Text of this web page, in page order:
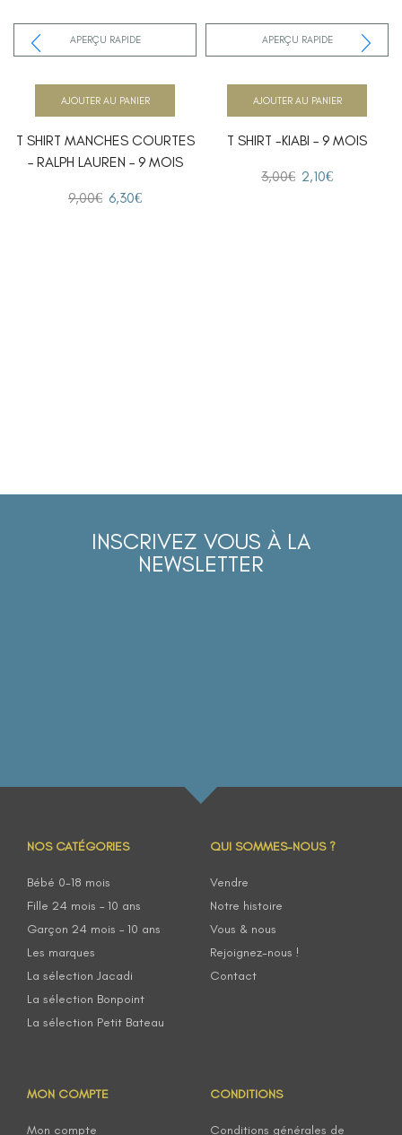
APERÇU RAPIDE
T SHIRT MANCHES COURTES
– RALPH LAUREN – 9 MOIS
9,00€ 6,30€
AJOUTER AU PANIER
APERÇU RAPIDE
T SHIRT -KIABI – 9 MOIS
3,00€ 2,10€
AJOUTER AU PANIER
INSCRIVEZ VOUS À LA
NEWSLETTER
NOS CATÉGORIES
Bébé 0-18 mois
Fille 24 mois – 10 ans
Garçon 24 mois – 10 ans
Les marques
La sélection Jacadi
La sélection Bonpoint
La sélection Petit Bateau
QUI SOMMES-NOUS ?
Vendre
Notre histoire
Vous & nous
Rejoignez-nous !
Contact
MON COMPTE
Mon compte
CONDITIONS
Conditions générales de